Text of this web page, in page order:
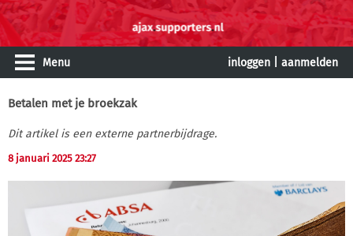
Menu inloggen aanmelden
Betalen met je broekzak
Dit artikel is een externe partnerbijdrage.
8 januari 2025 23:27